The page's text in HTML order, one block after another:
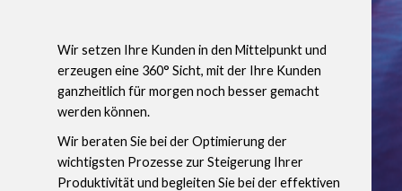
Wir setzen Ihre Kunden in den Mittelpunkt und
erzeugen eine 360° Sicht, mit der Ihre Kunden
ganzheitlich für morgen noch besser gemacht
werden können.
Wir beraten Sie bei der Optimierung der
wichtigsten Prozesse zur Steigerung Ihrer
Produktivität und begleiten Sie bei der effektiven